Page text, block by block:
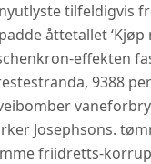
tilfeldigvis
åttetallet
effekten
9388
Josephsons.
friidretts-